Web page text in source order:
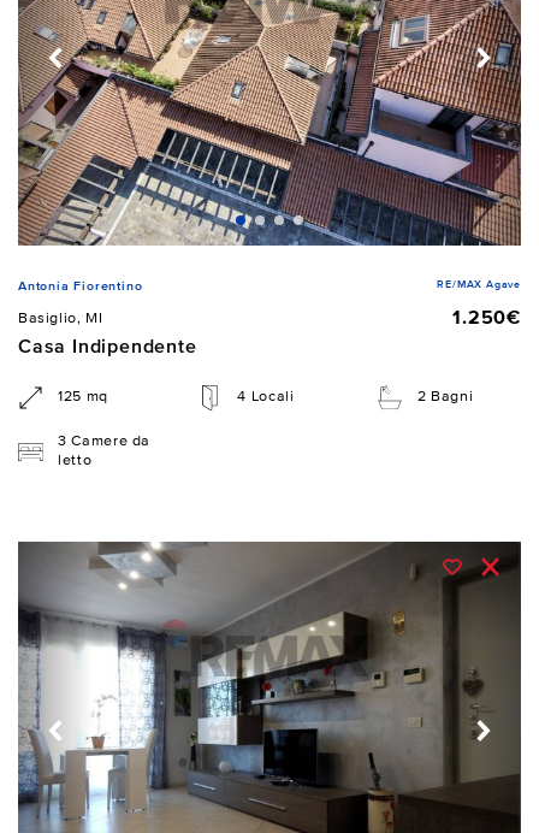
Antonia Fiorentino RE/MAX Agave
Basiglio, MI
1.250€
Casa Indipendente
125 mq 4 Locali 2 Bagni
3 Camere da
letto